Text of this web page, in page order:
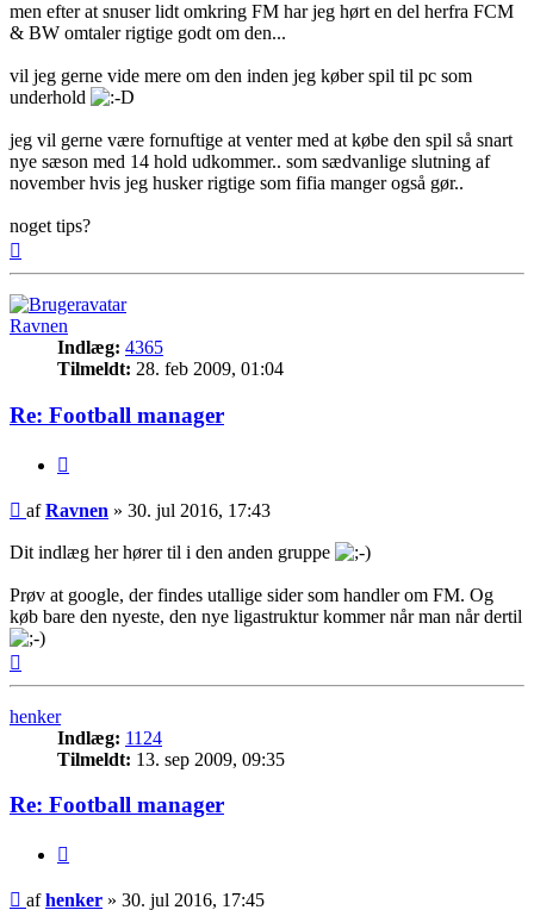
men efter at snuser lidt omkring FM har jeg hørt en del herfra FCM
& BW omtaler rigtige godt om den...
vil jeg gerne vide mere om den inden jeg køber spil til pc som
underhold
jeg vil gerne være fornuftige at venter med at købe den spil så snart
nye sæson med 14 hold udkommer.. som sædvanlige slutning af
november hvis jeg husker rigtige som fifia manger også gør..
noget tips?
Ravnen
Indlæg: 4365
Tilmeldt: 28. feb 2009, 01:04
Re: Football manager
Indlæg
afRavnen » 30. jul 2016, 17:43
Dit indlæg her hører til i den anden gruppe
Prøv at google, der findes utallige sider som handler om FM. Og
køb bare den nyeste, den nye ligastruktur kommer når man når dertil
henker
Indlæg: 1124
Tilmeldt: 13. sep 2009, 09:35
Re: Football manager
Indlæg
afhenker » 30. jul 2016, 17:45